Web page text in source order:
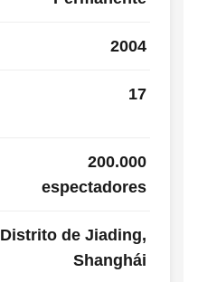
2004
17
200.000
espectadores
Distrito de Jiading,
Shanghái